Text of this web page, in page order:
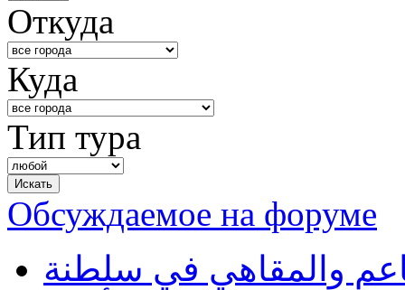
Откуда
Куда
Тип тура
Обсуждаемое на форуме
والمقاهي في سلطنة